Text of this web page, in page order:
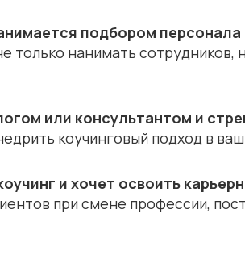
подбором
только нанимать сотрудников,
или консультантом и
коучинговый подход в
и хочет освоить
при смене профессии,